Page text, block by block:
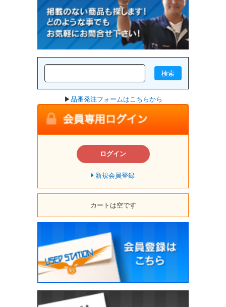
検索
▶品番発注フォームはこちらから
ログイン
新規会員登録
カートは空です